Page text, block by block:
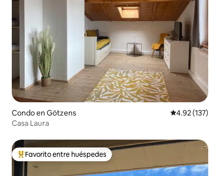
Condo en Götzens Calificación
4.92 (137)
Casa Laura
Favorito entre huéspedes preferido
Favorito entre huéspedes